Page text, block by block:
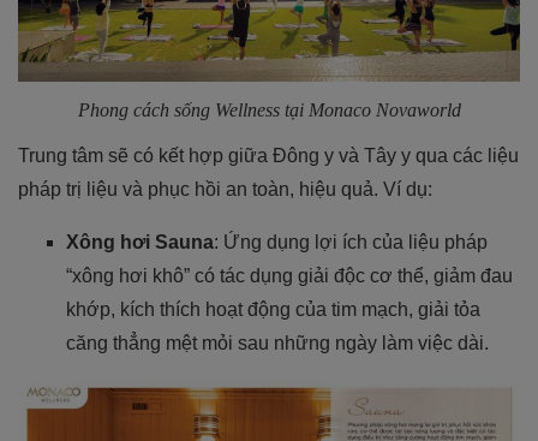
Phong cách sống Wellness tại Monaco Novaworld
Trung tâm sẽ có kết hợp giữa Đông y và Tây y qua các liệu
pháp trị liệu và phục hồi an toàn, hiệu quả. Ví dụ:
Xông hơi Sauna: Ứng dụng lợi ích của liệu pháp
“xông hơi khô” có tác dụng giải độc cơ thể, giảm đau
khớp, kích thích hoạt động của tim mạch, giải tỏa
căng thẳng mệt mỏi sau những ngày làm việc dài.